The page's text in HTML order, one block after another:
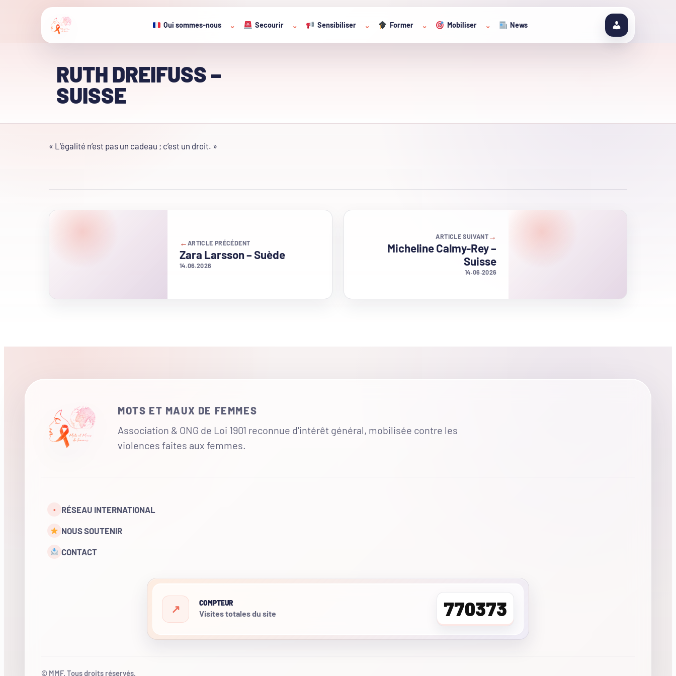
Qui sommes-nous ⌄ Secourir ⌄ Sensibiliser ⌄ Former ⌄ Mobiliser ⌄ News
RUTH DREIFUSS –
SUISSE
« L’égalité n’est pas un cadeau ; c’est un droit. »
← ARTICLE PRÉCÉDENT
Zara Larsson – Suède
14.06.2026
→
ARTICLE SUIVANT
Micheline Calmy-Rey –
Suisse
14.06.2026
MOTS ET MAUX DE FEMMES
Association & ONG de Loi 1901 reconnue d'intérêt général, mobilisée contre les
violences faites aux femmes.
• RÉSEAU INTERNATIONAL
NOUS SOUTENIR
CONTACT
COMPTEUR
Visites totales du site 770373
© MMF. Tous droits réservés.